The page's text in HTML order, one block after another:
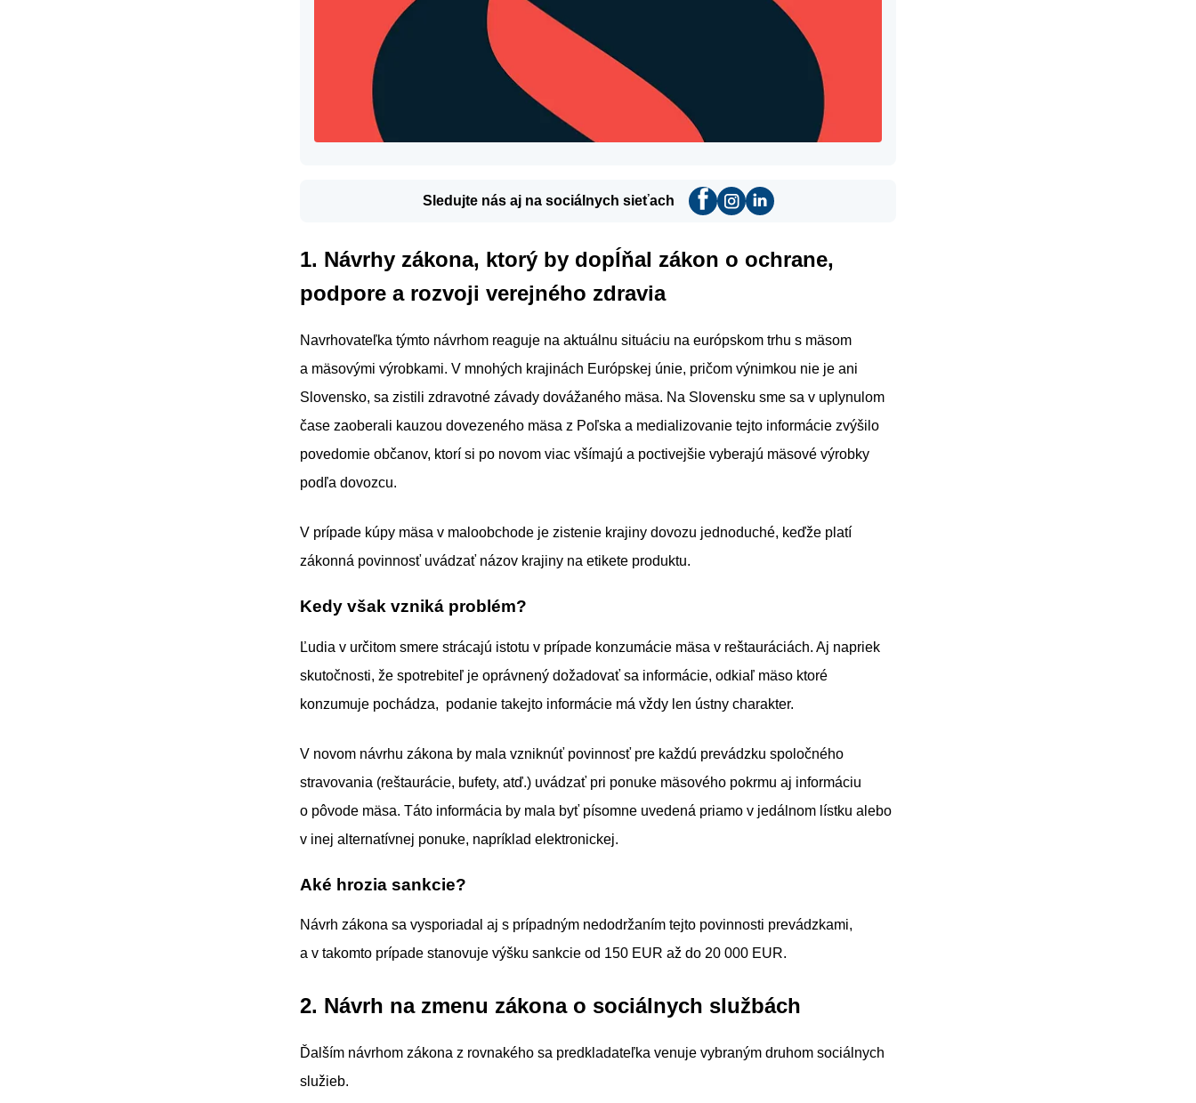
Sledujte nás aj na sociálnych sieťach
1. Návrhy zákona, ktorý by dopĺňal zákon o ochrane,
podpore a rozvoji verejného zdravia
Navrhovateľka týmto návrhom reaguje na aktuálnu situáciu na európskom trhu s mäsom
a mäsovými výrobkami. V mnohých krajinách Európskej únie, pričom výnimkou nie je ani
Slovensko, sa zistili zdravotné závady dovážaného mäsa. Na Slovensku sme sa v uplynulom
čase zaoberali kauzou dovezeného mäsa z Poľska a medializovanie tejto informácie zvýšilo
povedomie občanov, ktorí si po novom viac všímajú a poctivejšie vyberajú mäsové výrobky
podľa dovozcu.
V prípade kúpy mäsa v maloobchode je zistenie krajiny dovozu jednoduché, keďže platí
zákonná povinnosť uvádzať názov krajiny na etikete produktu.
Kedy však vzniká problém?
Ľudia v určitom smere strácajú istotu v prípade konzumácie mäsa v reštauráciách. Aj napriek
skutočnosti, že spotrebiteľ je oprávnený dožadovať sa informácie, odkiaľ mäso ktoré
konzumuje pochádza, podanie takejto informácie má vždy len ústny charakter.
V novom návrhu zákona by mala vzniknúť povinnosť pre každú prevádzku spoločného
stravovania (reštaurácie, bufety, atď.) uvádzať pri ponuke mäsového pokrmu aj informáciu
o pôvode mäsa. Táto informácia by mala byť písomne uvedená priamo v jedálnom lístku alebo
v inej alternatívnej ponuke, napríklad elektronickej.
Aké hrozia sankcie?
Návrh zákona sa vysporiadal aj s prípadným nedodržaním tejto povinnosti prevádzkami,
a v takomto prípade stanovuje výšku sankcie od 150 EUR až do 20 000 EUR.
2. Návrh na zmenu zákona o sociálnych službách
Ďalším návrhom zákona z rovnakého sa predkladateľka venuje vybraným druhom sociálnych
služieb.